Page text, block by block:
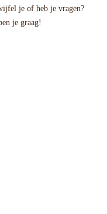
je of heb je vragen?
je graag!